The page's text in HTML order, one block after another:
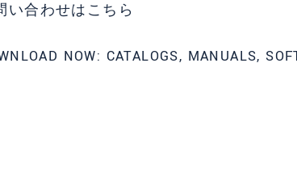
い合わせはこちら
NOW: CATALOGS, MANUALS,
印刷された製品カタログを送ってください
個